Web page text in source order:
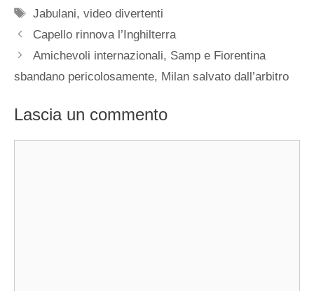
Tag
Jabulani,video divertenti
Capello rinnova l’Inghilterra
Amichevoli internazionali, Samp e Fiorentina
sbandano pericolosamente, Milan salvato dall’arbitro
Lascia un commento